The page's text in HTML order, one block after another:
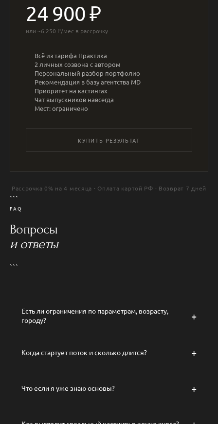
24 900 ₽
или ~6 250 ₽/мес в рассрочку
Всё из тарифа Практика
2 личных созвона с автором
Персональный разбор портфолио
Рекомендация в базу агентства MD
Приоритет на кастингах
Чат выпускников навсегда
Мест: ограничено
КУПИТЬ РЕЗУЛЬТАТ
Рассрочка 0% на 4 месяца · Оплата картой РФ · Возврат 7 дней
```
FAQ
Вопросы
и ответы
```
Есть ли ограничения по параметрам, возрасту,
городу?
+
моделинга. Для каждого формата свои требования — ты
Когда стартует поток и сколько длится? +
Обучение рассчитано на
Что если я уже знаю основы? +